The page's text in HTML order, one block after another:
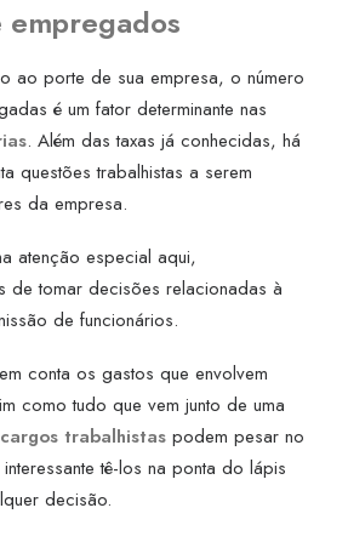
ao porte de sua empresa, o número
é um fator determinante nas
. Além das taxas já conhecidas, há
questões trabalhistas a serem
da empresa.
atenção especial aqui,
de tomar decisões relacionadas à
de funcionários.
conta os gastos que envolvem
como tudo que vem junto de uma
trabalhistas podem pesar no
tê-los na ponta do lápis
decisão.